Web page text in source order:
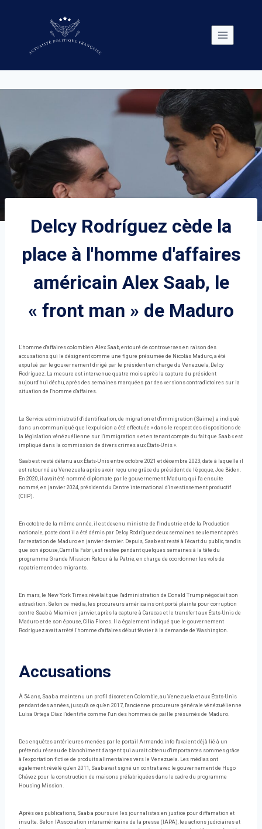
Delcy Rodríguez cède la
place à l'homme d'affaires
américain Alex Saab, le
« front man » de Maduro
L'homme d'affaires colombien Alex Saab, entouré de controverses en raison des
accusations qui le désignent comme une figure présumée de Nicolás Maduro, a été
expulsé par le gouvernement dirigé par le président en charge du Venezuela, Delcy
Rodríguez. La mesure est intervenue quatre mois après la capture du président
aujourd'hui déchu, après des semaines marquées par des versions contradictoires sur la
situation de l'homme d'affaires.
Le Service administratif d'identification, de migration et d'immigration (Saime) a indiqué
dans un communiqué que l'expulsion a été effectuée « dans le respect des dispositions de
la législation vénézuélienne sur l'immigration » et en tenant compte du fait que Saab « est
impliqué dans la commission de divers crimes aux États-Unis ».
Saab est resté détenu aux États-Unis entre octobre 2021 et décembre 2023, date à laquelle il
est retourné au Venezuela après avoir reçu une grâce du président de l'époque, Joe Biden.
En 2020, il avait été nommé diplomate par le gouvernement Maduro, qui l'a ensuite
nommé, en janvier 2024, président du Centre international d'investissement productif
(CIIP).
En octobre de la même année, il est devenu ministre de l'Industrie et de la Production
nationale, poste dont il a été démis par Delcy Rodríguez deux semaines seulement après
l'arrestation de Maduro en janvier dernier. Depuis, Saab est resté à l'écart du public, tandis
que son épouse, Camilla Fabri, est restée pendant quelques semaines à la tête du
programme Grande Mission Retour à la Patrie, en charge de coordonner les vols de
rapatriement des migrants.
En mars, le New York Times révélait que l'administration de Donald Trump négociait son
extradition. Selon ce média, les procureurs américains ont porté plainte pour corruption
contre Saab à Miami en janvier, après la capture à Caracas et le transfert aux États-Unis de
Maduro et de son épouse, Cilia Flores. Il a également indiqué que le gouvernement
Rodríguez avait arrêté l'homme d'affaires début février à la demande de Washington.
Accusations
À 54 ans, Saab a maintenu un profil discret en Colombie, au Venezuela et aux États-Unis
pendant des années, jusqu'à ce qu'en 2017, l'ancienne procureure générale vénézuélienne
Luisa Ortega Díaz l'identifie comme l'un des hommes de paille présumés de Maduro.
Des enquêtes antérieures menées par le portail Armando.info l'avaient déjà lié à un
prétendu réseau de blanchiment d'argent qui aurait obtenu d'importantes sommes grâce
à l'exportation fictive de produits alimentaires vers le Venezuela. Les médias ont
également révélé qu'en 2011, Saab avait signé un contrat avec le gouvernement de Hugo
Chávez pour la construction de maisons préfabriquées dans le cadre du programme
Housing Mission.
Après ces publications, Saab a poursuivi les journalistes en justice pour diffamation et
insulte. Selon l'Association interaméricaine de la presse (IAPA), les actions judiciaires et